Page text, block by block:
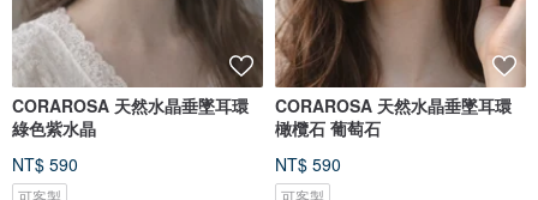
CORAROSA 天然水晶垂墜耳環
綠色紫水晶
NT$ 590
CORAROSA 天然水晶垂墜耳環
橄欖石 葡萄石
NT$ 590